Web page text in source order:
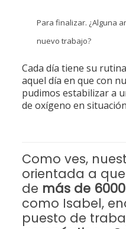
Para finalizar. ¿Alguna
nuevo trabajo?
Cada día tiene su
aquel día en que con
pudimos estabilizar a
de oxígeno en
Como ves,
orientada a
de más de
como Isabel,
puesto de